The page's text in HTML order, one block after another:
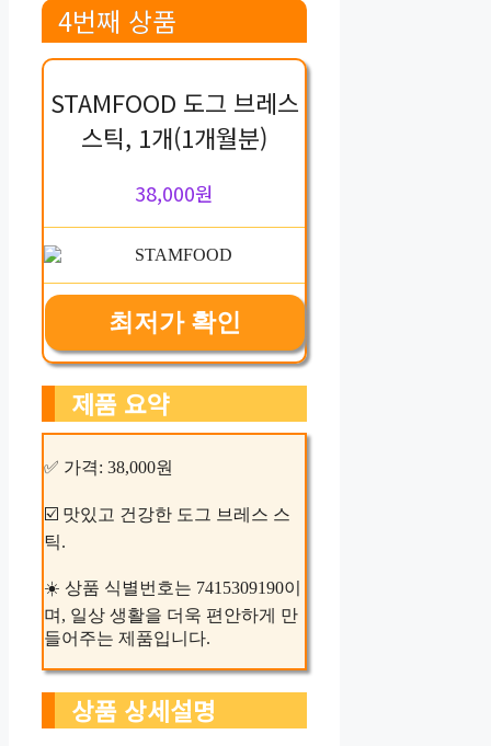
4번째 상품
STAMFOOD 도그 브레스
스틱, 1개(1개월분)
38,000원
최저가 확인
제품 요약
✅ 가격: 38,000원
☑️ 맛있고 건강한 도그 브레스 스
틱.
☀️ 상품 식별번호는 7415309190이
며, 일상 생활을 더욱 편안하게 만
들어주는 제품입니다.
상품 상세설명